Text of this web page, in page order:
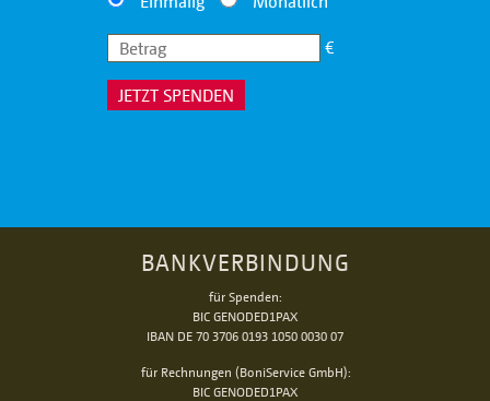
€
JETZT SPENDEN
BANKVERBINDUNG
für Spenden:
BIC GENODED1PAX
IBAN DE 70 3706 0193 1050 0030 07
für Rechnungen (BoniService GmbH):
BIC GENODED1PAX